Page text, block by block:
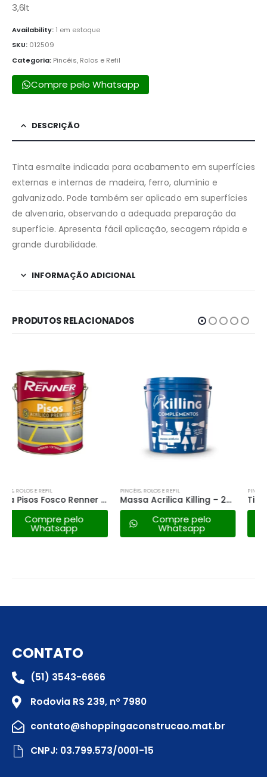
3,6lt
Availability: 1 em estoque
SKU: 012509
Categoria: Pincéis, Rolos e Refil
Compre pelo Whatsapp
DESCRIÇÃO
Tinta esmalte indicada para acabamento em superfícies
externas e internas de madeira, ferro, alumínio e
galvanizado. Pode também ser aplicado em superfícies
de alvenaria, observando a adequada preparação da
superfície. Apresenta fácil aplicação, secagem rápida e
grande durabilidade.
INFORMAÇÃO ADICIONAL
PRODUTOS RELACIONADOS
PINCÉIS, ROLOS E REFIL
Massa Acrilica Killing – 25kg
Compre pelo
Whatsapp
PINCÉIS, ROLOS E REFIL
Tinta Esmalte Extra Brilhante Renner Branca – 0.9lt
Compre pelo
Whatsapp
CONTATO
(51) 3543-6666
Rodovia RS 239, nº 7980
contato@shoppingaconstrucao.mat.br
CNPJ: 03.799.573/0001-15